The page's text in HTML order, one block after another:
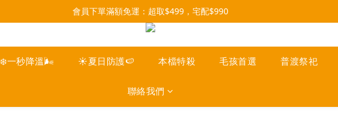
每月9號會員日，消費點數3倍送！把握機會，趕緊下單！
會員下單滿額免運：超取$499，宅配$990
07/28-08/31 爸氣一擊・限時開搶
每月9號會員日，消費點數3倍送！把握機會，趕緊下單！
❄️一秒降溫🌬️ ☀️夏日防護🍉 本檔特殺 毛孩首選 普渡祭祀
聯絡我們